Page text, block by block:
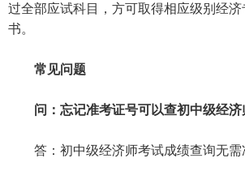
过全部应试科目，方可取得相应级别经
书。
常见问题
问：忘记准考证号可以查初中级经济
答：初中级经济师考试成绩查询无需